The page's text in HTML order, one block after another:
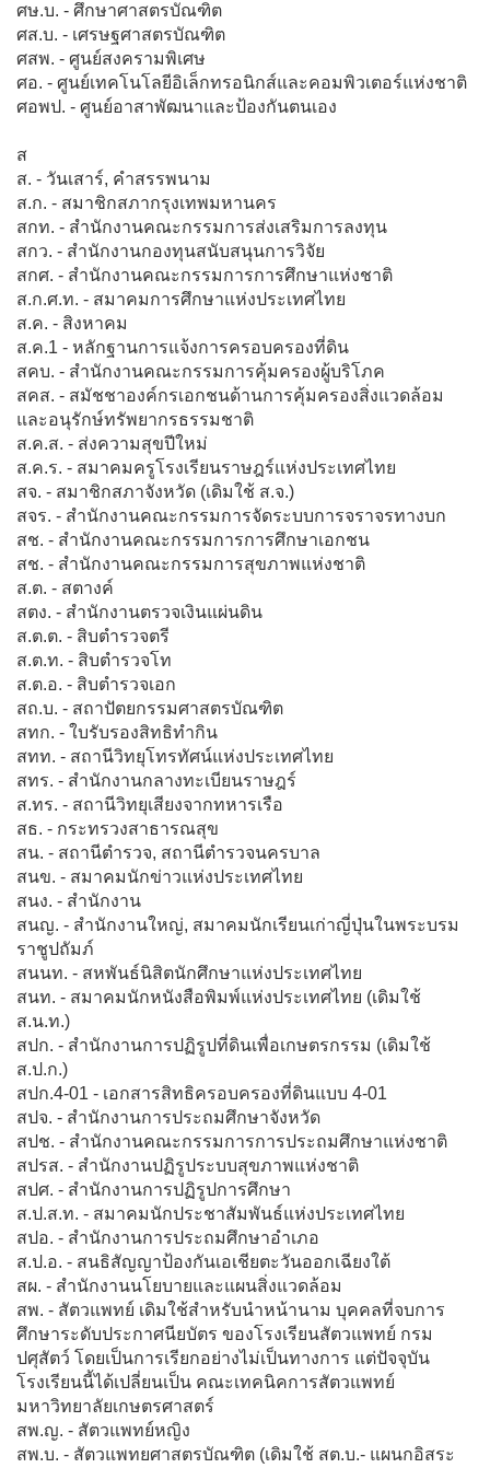
ศษ.บ. - ศึกษาศาสตรบัณฑิต
ศส.บ. - เศรษฐศาสตรบัณฑิต
ศสพ. - ศูนย์สงครามพิเศษ
ศอ. - ศูนย์เทคโนโลยีอิเล็กทรอนิกส์และคอมพิวเตอร์แห่งชาติ
ศอพป. - ศูนย์อาสาพัฒนาและป้องกันตนเอง
ส
ส. - วันเสาร์, คำสรรพนาม
ส.ก. - สมาชิกสภากรุงเทพมหานคร
สกท. - สำนักงานคณะกรรมการส่งเสริมการลงทุน
สกว. - สำนักงานกองทุนสนับสนุนการวิจัย
สกศ. - สำนักงานคณะกรรมการการศึกษาแห่งชาติ
ส.ก.ศ.ท. - สมาคมการศึกษาแห่งประเทศไทย
ส.ค. - สิงหาคม
ส.ค.1 - หลักฐานการแจ้งการครอบครองที่ดิน
สคบ. - สำนักงานคณะกรรมการคุ้มครองผู้บริโภค
สคส. - สมัชชาองค์กรเอกชนด้านการคุ้มครองสิ่งแวดล้อม
และอนุรักษ์ทรัพยากรธรรมชาติ
ส.ค.ส. - ส่งความสุขปีใหม่
ส.ค.ร. - สมาคมครูโรงเรียนราษฎร์แห่งประเทศไทย
สจ. - สมาชิกสภาจังหวัด (เดิมใช้ ส.จ.)
สจร. - สำนักงานคณะกรรมการจัดระบบการจราจรทางบก
สช. - สำนักงานคณะกรรมการการศึกษาเอกชน
สช. - สำนักงานคณะกรรมการสุขภาพแห่งชาติ
ส.ต. - สตางค์
สตง. - สำนักงานตรวจเงินแผ่นดิน
ส.ต.ต. - สิบตำรวจตรี
ส.ต.ท. - สิบตำรวจโท
ส.ต.อ. - สิบตำรวจเอก
สถ.บ. - สถาปัตยกรรมศาสตรบัณฑิต
สทก. - ใบรับรองสิทธิทำกิน
สทท. - สถานีวิทยุโทรทัศน์แห่งประเทศไทย
สทร. - สำนักงานกลางทะเบียนราษฎร์
ส.ทร. - สถานีวิทยุเสียงจากทหารเรือ
สธ. - กระทรวงสาธารณสุข
สน. - สถานีตำรวจ, สถานีตำรวจนครบาล
สนข. - สมาคมนักข่าวแห่งประเทศไทย
สนง. - สำนักงาน
สนญ. - สำนักงานใหญ่, สมาคมนักเรียนเก่าญี่ปุ่นในพระบรม
ราชูปถัมภ์
สนนท. - สหพันธ์นิสิตนักศึกษาแห่งประเทศไทย
สนท. - สมาคมนักหนังสือพิมพ์แห่งประเทศไทย (เดิมใช้
ส.น.ท.)
สปก. - สำนักงานการปฏิรูปที่ดินเพื่อเกษตรกรรม (เดิมใช้
ส.ป.ก.)
สปก.4-01 - เอกสารสิทธิครอบครองที่ดินแบบ 4-01
สปจ. - สำนักงานการประถมศึกษาจังหวัด
สปช. - สำนักงานคณะกรรมการการประถมศึกษาแห่งชาติ
สปรส. - สำนักงานปฏิรูประบบสุขภาพแห่งชาติ
สปศ. - สำนักงานการปฏิรูปการศึกษา
ส.ป.ส.ท. - สมาคมนักประชาสัมพันธ์แห่งประเทศไทย
สปอ. - สำนักงานการประถมศึกษาอำเภอ
ส.ป.อ. - สนธิสัญญาป้องกันเอเชียตะวันออกเฉียงใต้
สผ. - สำนักงานนโยบายและแผนสิ่งแวดล้อม
สพ. - สัตวแพทย์ เดิมใช้สำหรับนำหน้านาม บุคคลที่จบการ
ศึกษาระดับประกาศนียบัตร ของโรงเรียนสัตวแพทย์ กรม
ปศุสัตว์ โดยเป็นการเรียกอย่างไม่เป็นทางการ แต่ปัจจุบัน
โรงเรียนนี้ได้เปลี่ยนเป็น คณะเทคนิคการสัตวแพทย์
มหาวิทยาลัยเกษตรศาสตร์
สพ.ญ. - สัตวแพทย์หญิง
สพ.บ. - สัตวแพทยศาสตรบัณฑิต (เดิมใช้ สต.บ.- แผนกอิสระ